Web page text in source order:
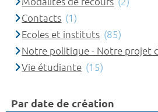
Contacts (1)
Ecoles et instituts (85)
Notre politique - Notre projet
Vie étudiante (15)
Par date de création